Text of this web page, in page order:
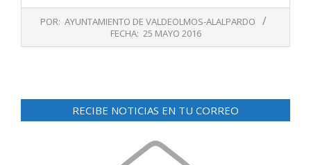
25
POR: AYUNTAMIENTO DE VALDEOLMOS-ALALPARDO
FECHA: 25 MAYO 2016
RECIBE NOTICIAS EN TU CORREO